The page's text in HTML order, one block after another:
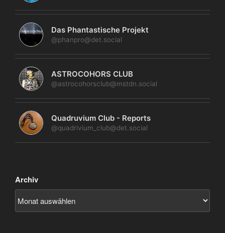
Das Phantastische Projekt
@phanpro@det.social
ASTROCOHORS CLUB
@astrocohorsclub@mstdn.social
Quadruvium Club - Reports
@quadrivium_club@det.social
Archiv